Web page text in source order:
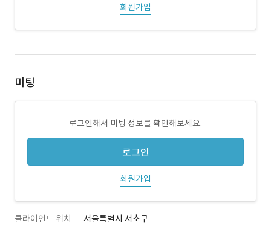
회원가입
미팅
로그인해서 미팅 정보를 확인해보세요.
로그인
회원가입
클라이언트 위치 서울특별시 서초구